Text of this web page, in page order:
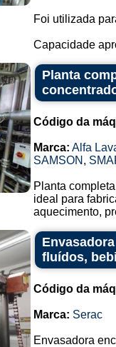
Foi utilizada
Capacidade
Planta
Código da
Marca: Alfa
SAMSON ,
Planta
ideal para
aquecimento,
fluídos,
Código da
Marca: Serac
Envasadora